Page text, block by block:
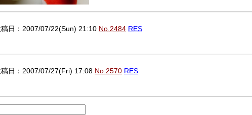
日：2007/07/22(Sun) 21:10 No.2484 RES
日：2007/07/27(Fri) 17:08 No.2570 RES